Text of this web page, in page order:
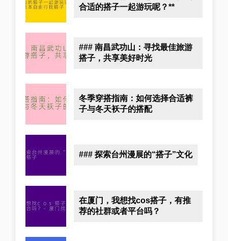
合适的搭子一起游玩呢？**
### 南昌武功山：寻找最佳旅游
搭子，共享美好时光
冬季穿搭指南：如何选择合适裤
子与冬天袄子的搭配
### 探索台州漫展的“搭子”文化
在厦门，我想找cos搭子，有推
荐的社群或者平台吗？